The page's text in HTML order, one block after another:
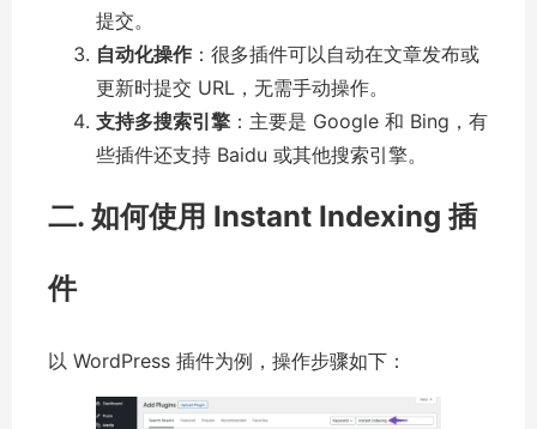
提交。
自动化操作 ：很多插件可以自动在文章发布或
更新时提交 URL，无需手动操作。
支持多搜索引擎 ：主要是 Google 和 Bing，有
些插件还支持 Baidu 或其他搜索引擎。
二. 如何使用 Instant Indexing 插
件
以 WordPress 插件为例，操作步骤如下：